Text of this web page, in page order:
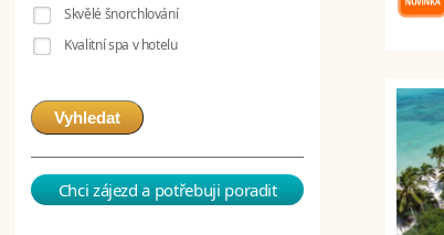
Skvělé šnorchlování
Kvalitní spa v hotelu
Vyhledat
Chci zájezd a potřebuji poradit